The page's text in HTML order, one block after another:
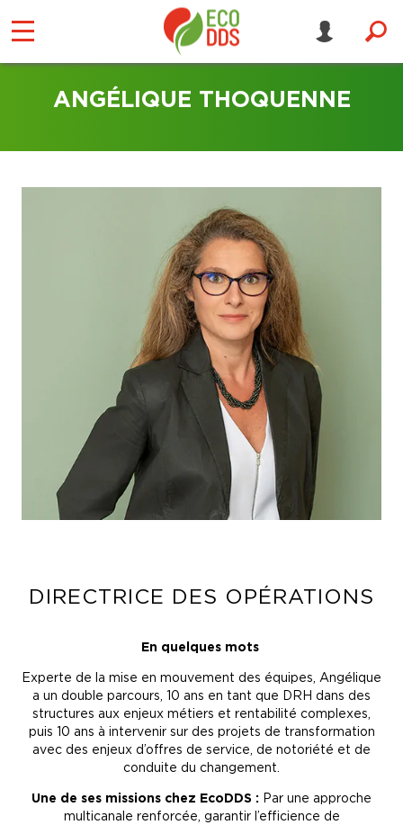
ANGÉLIQUE THOQUENNE
DIRECTRICE DES OPÉRATIONS
En quelques mots
Experte de la mise en mouvement des équipes, Angélique
a un double parcours, 10 ans en tant que DRH dans des
structures aux enjeux métiers et rentabilité complexes,
puis 10 ans à intervenir sur des projets de transformation
avec des enjeux d’offres de service, de notoriété et de
conduite du changement.
Une de ses missions chez EcoDDS : Par une approche
multicanale renforcée, garantir l’efficience de